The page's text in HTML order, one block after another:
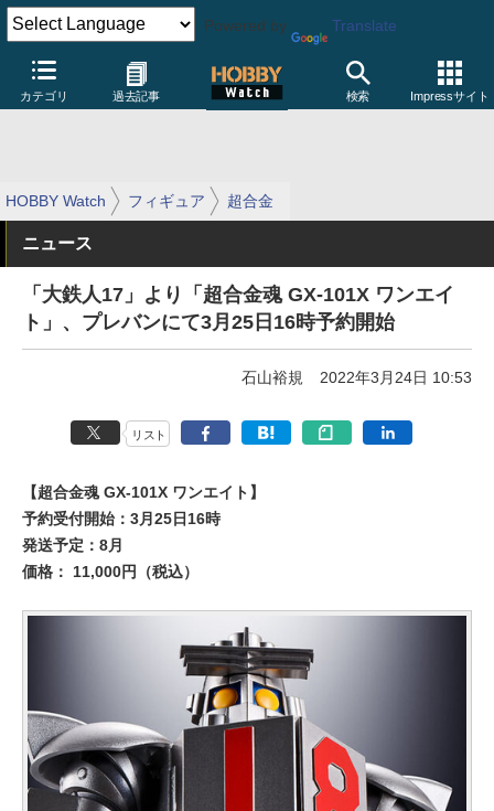
Powered by Translate
カテゴリ 過去記事 検索 Impressサイト
HOBBY Watch フィギュア 超合金
ニュース
「大鉄人17」より「超合金魂 GX-101X ワンエイ
ト」、プレバンにて3月25日16時予約開始
石山裕規 2022年3月24日 10:53
リスト
【超合金魂 GX-101X ワンエイト】
予約受付開始：3月25日16時
発送予定：8月
価格： 11,000円（税込）